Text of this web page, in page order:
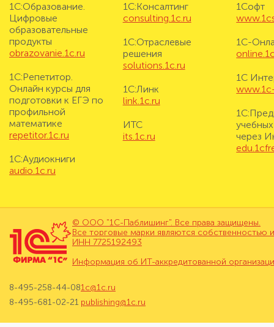
1С:Образование.
Цифровые
образовательные
продукты
obrazovanie.1c.ru
1С:Репетитор.
Онлайн курсы для
подготовки к ЕГЭ по
профильной
математике
repetitor.1c.ru
1С:Аудиокниги
audio.1c.ru
1С:Консалтинг
consulting.1c.ru
1С:Отраслевые
решения
solutions.1c.ru
1С:Линк
link.1c.ru
ИТС
its.1c.ru
1Софт
1С-
1С
через
© ООО "1С-Паблишинг". Все права защищены.
Все торговые марки являются собственностью
ИНН 7725192493
Информация об ИТ-аккредитованной
8-495-258-44-08
8-495-681-02-21
1c@1c.ru
publishing@1c.ru